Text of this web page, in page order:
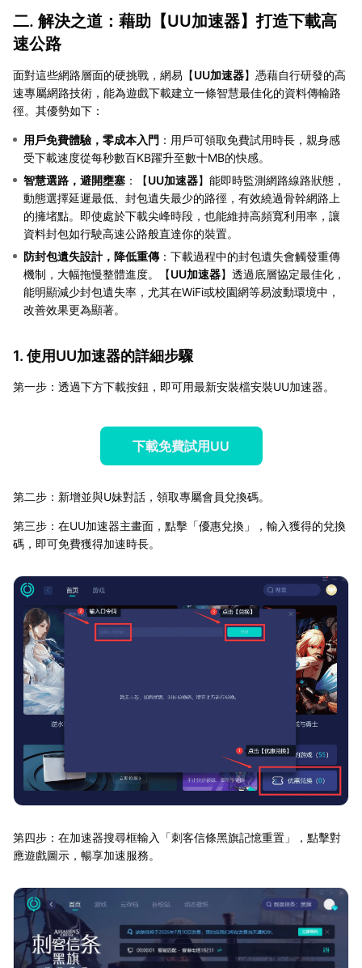
二. 解決之道：藉助【UU加速器】打造下載高
速公路
面對這些網路層面的硬挑戰，網易【UU加速器】憑藉自行研發的高
速專屬網路技術，能為遊戲下載建立一條智慧最佳化的資料傳輸路
徑。其優勢如下：
用戶免費體驗，零成本入門 ：用戶可領取免費試用時長，親身感
受下載速度從每秒數百KB躍升至數十MB的快感。
智慧選路，避開壅塞 ：【UU加速器】能即時監測網路線路狀態，
動態選擇延遲最低、封包遺失最少的路徑，有效繞過骨幹網路上
的擁堵點。即使處於下載尖峰時段，也能維持高頻寬利用率，讓
資料封包如行駛高速公路般直達你的裝置。
防封包遺失設計，降低重傳：下載過程中的封包遺失會觸發重傳
機制，大幅拖慢整體進度。【UU加速器】透過底層協定最佳化，
能明顯減少封包遺失率，尤其在WiFi或校園網等易波動環境中，
改善效果更為顯著。
1. 使用UU加速器的詳細步驟
第一步：透過下方下載按鈕，即可用最新安裝檔安裝UU加速器。
下載免費試用UU
第二步：新增並與U妹對話，領取專屬會員兌換碼。
第三步：在UU加速器主畫面，點擊「優惠兌換」，輸入獲得的兌換
碼，即可免費獲得加速時長。
第四步：在加速器搜尋框輸入「刺客信條黑旗記憶重置」，點擊對
應遊戲圖示，暢享加速服務。